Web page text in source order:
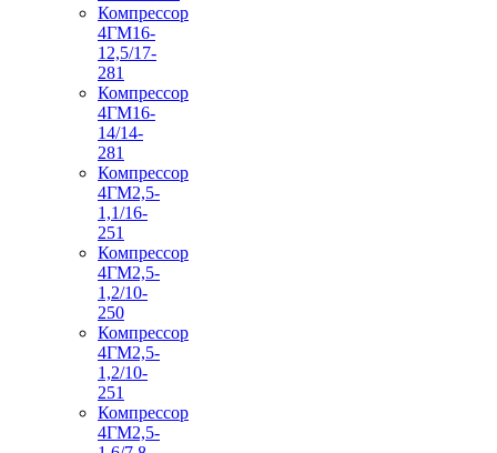
Компрессор
4ГМ16-
12,5/17-
281
Компрессор
4ГМ16-
14/14-
281
Компрессор
4ГМ2,5-
1,1/16-
251
Компрессор
4ГМ2,5-
1,2/10-
250
Компрессор
4ГМ2,5-
1,2/10-
251
Компрессор
4ГМ2,5-